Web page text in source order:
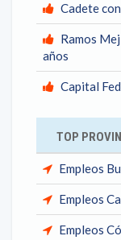
Cadete
Ramos
años
Capital
TOP
Empleos
Empleos
Empleos